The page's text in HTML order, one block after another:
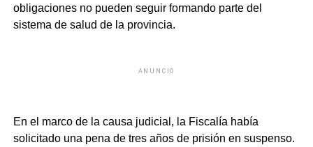
obligaciones no pueden seguir formando parte del
sistema de salud de la provincia.
ANUNCIO
En el marco de la causa judicial, la Fiscalía había
solicitado una pena de tres años de prisión en suspenso.